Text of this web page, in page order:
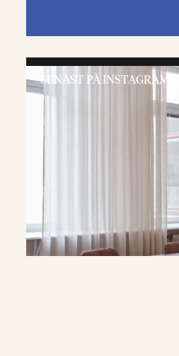
SENAST PÅ INSTAGRAM: